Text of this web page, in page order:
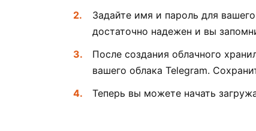
Задайте имя и пароль для
достаточно надежен и вы
После создания облачного
вашего облака Telegram.
Теперь вы можете начать